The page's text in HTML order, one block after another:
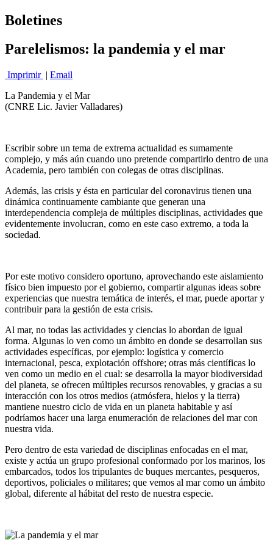
Boletines
Parelelismos: la pandemia y el mar
Imprimir | Email
La Pandemia y el Mar
(CNRE Lic. Javier Valladares)
Escribir sobre un tema de extrema actualidad es sumamente
complejo, y más aún cuando uno pretende compartirlo dentro de una
Academia, pero también con colegas de otras disciplinas.
Además, las crisis y ésta en particular del coronavirus tienen una
dinámica continuamente cambiante que generan una
interdependencia compleja de múltiples disciplinas, actividades que
evidentemente involucran, como en este caso extremo, a toda la
sociedad.
Por este motivo considero oportuno, aprovechando este aislamiento
físico bien impuesto por el gobierno, compartir algunas ideas sobre
experiencias que nuestra temática de interés, el mar, puede aportar y
contribuir para la gestión de esta crisis.
Al mar, no todas las actividades y ciencias lo abordan de igual
forma. Algunas lo ven como un ámbito en donde se desarrollan sus
actividades específicas, por ejemplo: logística y comercio
internacional, pesca, explotación offshore; otras más científicas lo
ven como un medio en el cual: se desarrolla la mayor biodiversidad
del planeta, se ofrecen múltiples recursos renovables, y gracias a su
interacción con los otros medios (atmósfera, hielos y la tierra)
mantiene nuestro ciclo de vida en un planeta habitable y así
podríamos hacer una larga enumeración de relaciones del mar con
nuestra vida.
Pero dentro de esta variedad de disciplinas enfocadas en el mar,
existe y actúa un grupo profesional conformado por los marinos, los
embarcados, todos los tripulantes de buques mercantes, pesqueros,
deportivos, policiales o militares; que vemos al mar como un ámbito
global, diferente al hábitat del resto de nuestra especie.